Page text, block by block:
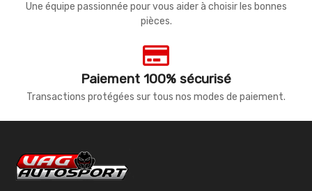
Une équipe passionnée pour vous aider à choisir les bonnes
pièces.
Paiement 100% sécurisé
Transactions protégées sur tous nos modes de paiement.